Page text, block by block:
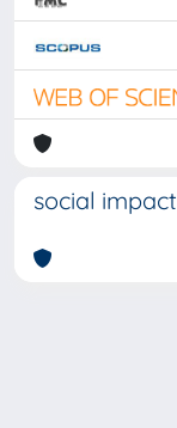
social impact